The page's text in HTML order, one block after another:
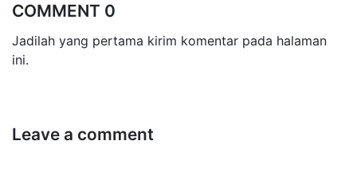
COMMENT 0
Jadilah yang pertama kirim komentar pada halaman
ini.
Leave a comment